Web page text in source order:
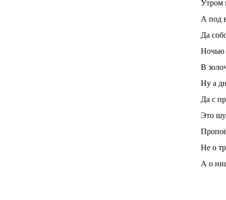
Утром
А под
Да
Ночью
В
Ну а
Да с
Это
Не о
А о